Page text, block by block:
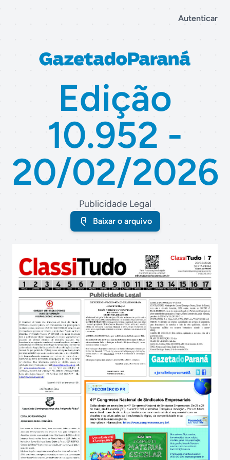
Autenticar
Edição
10.952 -
20/02/2026
Publicidade Legal
Baixar o arquivo